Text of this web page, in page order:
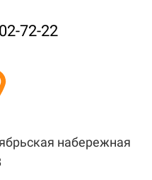
72-22
набережная